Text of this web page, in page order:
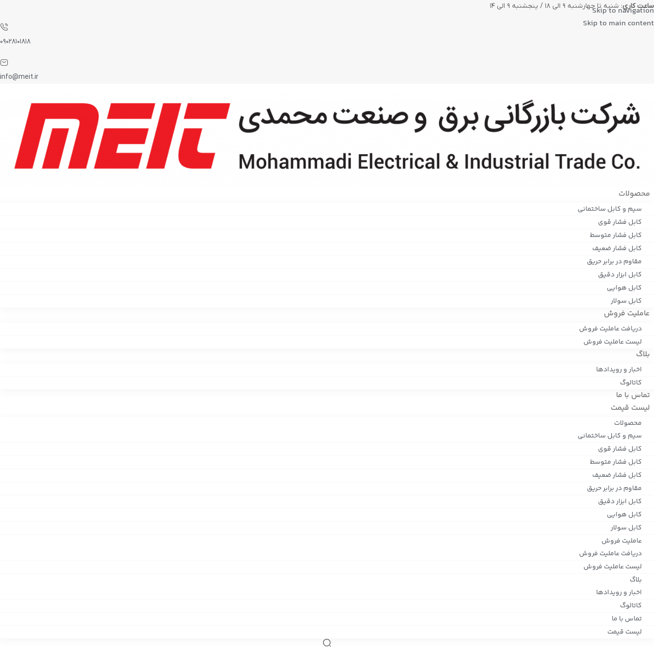
Skip to navigation
Skip to main content
ساعت کاری: شنبه تا چهارشنبه ۹ الی ۱۸ / پنجشنبه ۹ الی ۱۴
۰۹۰۲۸۱۰۱۸۱۸
info@meit.ir
محصولات
سیم و کابل ساختمانی
کابل فشار قوی
کابل فشار متوسط
کابل فشار ضعیف
مقاوم در برابر حریق
کابل ابزار دقیق
کابل هوایی
کابل سولار
عاملیت فروش
دریافت عاملیت فروش
لیست عاملیت فروش
بلاگ
اخبار و رویدادها
کاتالوگ
تماس با ما
لیست قیمت
محصولات
سیم و کابل ساختمانی
کابل فشار قوی
کابل فشار متوسط
کابل فشار ضعیف
مقاوم در برابر حریق
کابل ابزار دقیق
کابل هوایی
کابل سولار
عاملیت فروش
دریافت عاملیت فروش
لیست عاملیت فروش
بلاگ
اخبار و رویدادها
کاتالوگ
تماس با ما
لیست قیمت